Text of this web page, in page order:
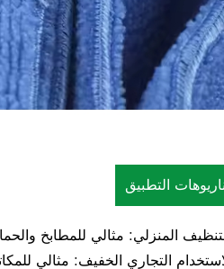
التطبيق
المنزلي: مثالي للمطابخ
التجاري الخفيف: مثالي